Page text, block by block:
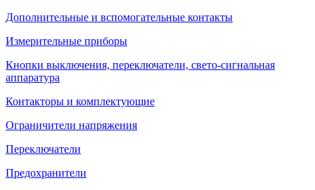
Дополнительные и вспомогательные контакты
Измерительные приборы
Кнопки выключения, переключатели, свето-сигнальная
аппаратура
Контакторы и комплектующие
Ограничители напряжения
Переключатели
Предохранители